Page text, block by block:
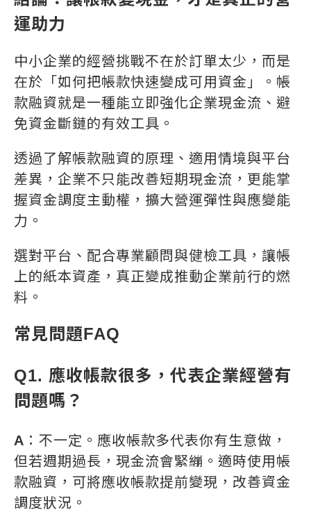
運助力
中小企業的經營挑戰不在於訂單太少，而是
在於「如何把帳款快速變成可用資金」。帳
款融資就是一種能立即強化企業現金流、避
免資金斷鏈的有效工具。
透過了解帳款融資的原理、適用情境與平台
差異，企業不只能改善短期現金流，更能掌
握資金調度主動權，擴大營運彈性與應變能
力。
選對平台、配合專業顧問與健檢工具，讓帳
上的紙本資產，真正變成推動企業前行的燃
料。
常見問題FAQ
Q1. 應收帳款很多，代表企業經營有
問題嗎？
A ：不一定。應收帳款多代表你有生意做，
但若週期過長，現金流會緊繃。適時使用帳
款融資，可將應收帳款提前變現，改善資金
調度狀況。